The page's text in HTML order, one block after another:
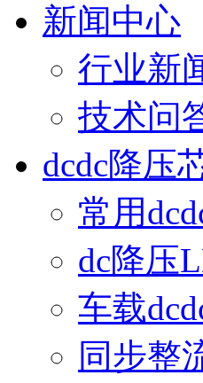
新闻中心
行业新
技术问
dcdc降压
常用
dc降压
车载
同步整